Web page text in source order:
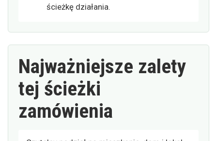
ścieżkę działania.
Najważniejsze zalety
tej ścieżki
zamówienia